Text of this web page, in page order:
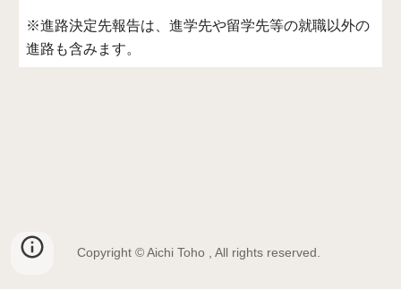
※進路決定先報告は、進学先や留学先等の就職以外の
進路も含みます。
Copyright © Aichi Toho , All rights reserved.